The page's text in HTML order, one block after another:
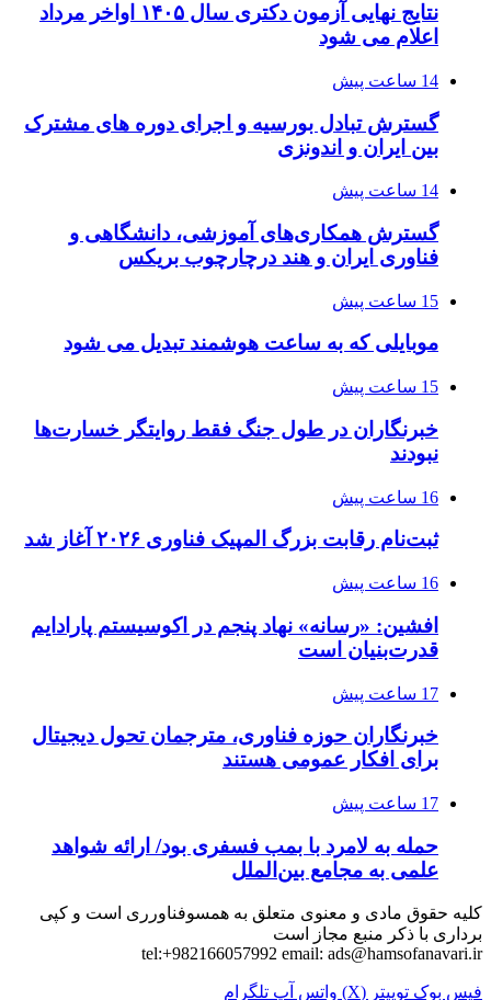
نتایج نهایی آزمون دکتری سال ۱۴۰۵ اواخر مرداد
اعلام می شود
14 ساعت پیش
گسترش تبادل بورسیه و اجرای دوره های مشترک
بین ایران و اندونزی
14 ساعت پیش
گسترش همکاری‌های آموزشی، دانشگاهی و
فناوری ایران و هند درچارچوب بریکس
15 ساعت پیش
موبایلی که به ساعت هوشمند تبدیل می شود
15 ساعت پیش
خبرنگاران در طول جنگ فقط روایتگر خسارت‌ها
نبودند
16 ساعت پیش
ثبت‌نام رقابت بزرگ المپیک فناوری ۲۰۲۶ آغاز شد
16 ساعت پیش
افشین: «رسانه» نهاد پنجم در اکوسیستم پارادایم
قدرت‌بنیان است
17 ساعت پیش
خبرنگاران حوزه فناوری، مترجمان تحول دیجیتال
برای افکار عمومی هستند
17 ساعت پیش
حمله به لامرد با بمب فسفری بود/ ارائه شواهد
علمی به مجامع بین‌الملل
کلیه حقوق مادی و معنوی متعلق به همسوفناورری است و کپی
برداری با ذکر منبع مجاز است
tel:+982166057992 email: ads@hamsofanavari.ir
فیس بوک توییتر (X) واتس آپ تلگرام